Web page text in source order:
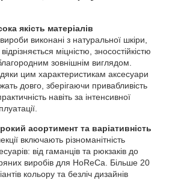
якість матеріалів
виконані з натуральної шкіри,
міцністю, зносостійкістю
зовнішнім виглядом.
цим характеристикам аксесуари
довго, зберігаючи привабливість
навіть за інтенсивної
асортимент та варіативність
включають різноманітність
від гаманців та рюкзаків до
виробів для HoReCa. Більше 20
кольору та безліч дизайнів